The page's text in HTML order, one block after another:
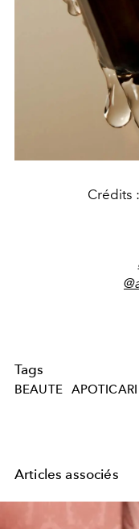
Crédits
Tags
BEAUTE APOTICARI
Articles associés